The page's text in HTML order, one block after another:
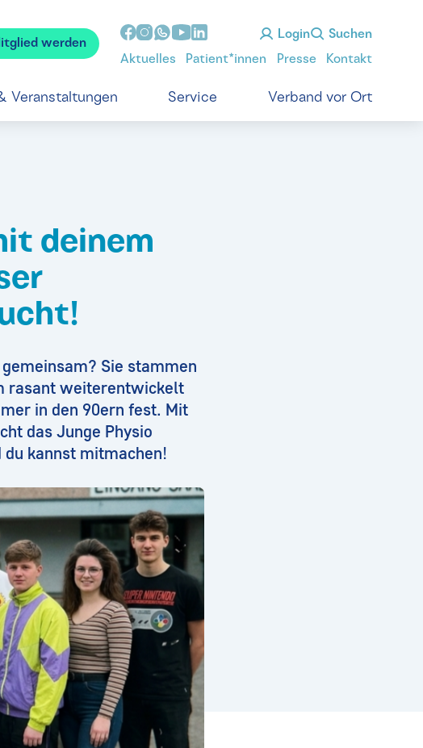
werden
Login Suchen
Aktuelles Patient*innen Presse Kontakt
Veranstaltungen Service Verband vor Ort
deinem
Sie stammen
rasant weiterentwickelt
in den 90ern fest. Mit
das Junge Physio
kannst mitmachen!